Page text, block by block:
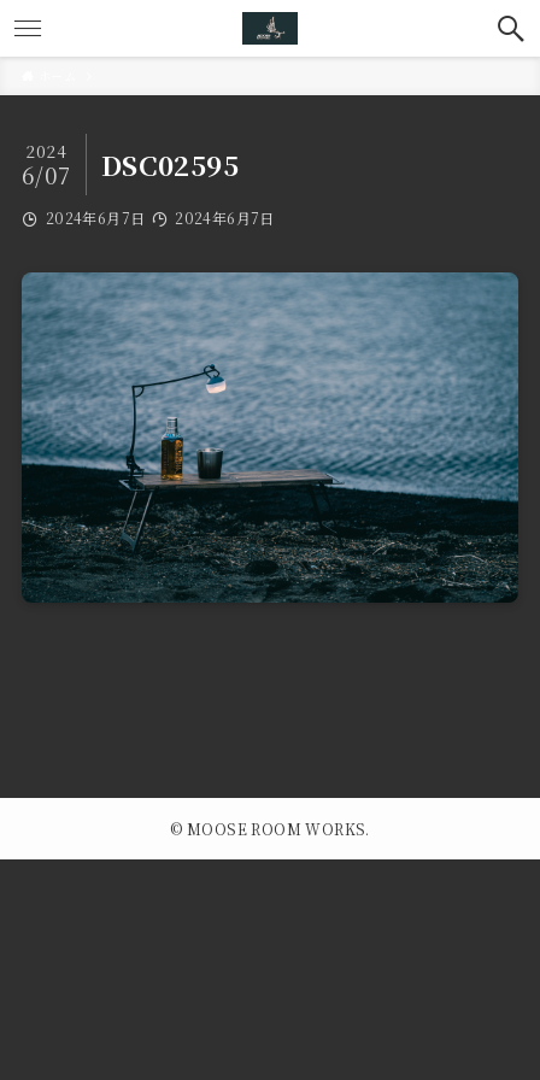
DSC02595
2024
6/07
2024年6月7日 2024年6月7日
© MOOSE ROOM WORKS.